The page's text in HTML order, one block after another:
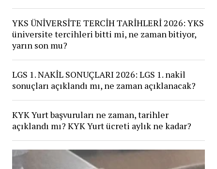
YKS ÜNİVERSİTE TERCİH TARİHLERİ 2026: YKS
üniversite tercihleri bitti mi, ne zaman bitiyor,
yarın son mu?
LGS 1. NAKİL SONUÇLARI 2026: LGS 1. nakil
sonuçları açıklandı mı, ne zaman açıklanacak?
KYK Yurt başvuruları ne zaman, tarihler
açıklandı mı? KYK Yurt ücreti aylık ne kadar?